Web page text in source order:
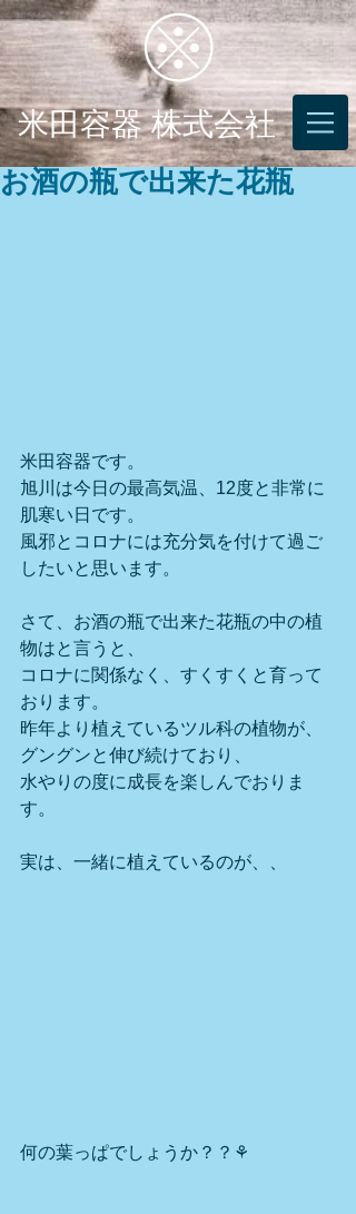
米田容器 株式会社
お酒の瓶で出来た花瓶
米田容器です。
旭川は今日の最高気温、12度と非常に
肌寒い日です。
風邪とコロナには充分気を付けて過ご
したいと思います。
さて、お酒の瓶で出来た花瓶の中の植
物はと言うと、
コロナに関係なく、すくすくと育って
おります。
昨年より植えているツル科の植物が、
グングンと伸び続けており、
水やりの度に成長を楽しんでおりま
す。
実は、一緒に植えているのが、、
何の葉っぱでしょうか？？⚘